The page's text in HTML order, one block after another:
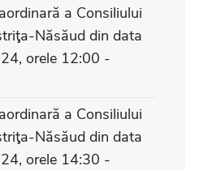
a Consiliului
Năsăud din data
orele 12:00 -
a Consiliului
Năsăud din data
orele 14:30 -